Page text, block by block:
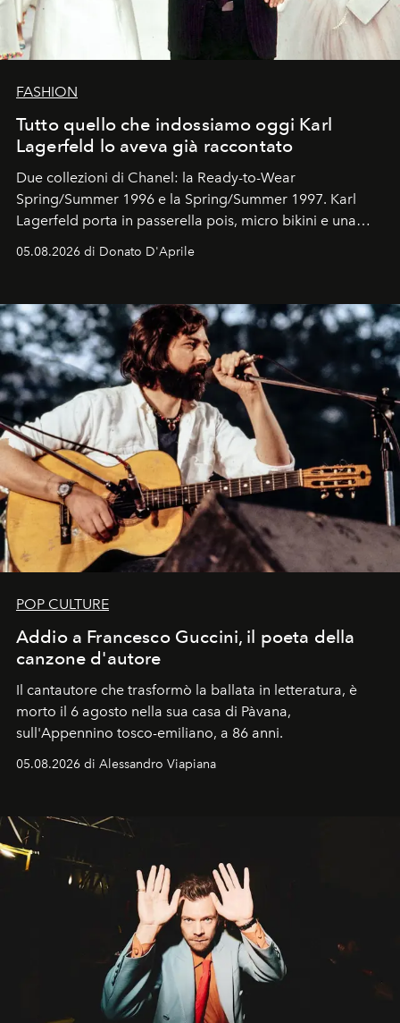
FASHION
Tutto quello che indossiamo oggi Karl
Lagerfeld lo aveva già raccontato
Due collezioni di Chanel: la Ready-to-Wear
Spring/Summer 1996 e la Spring/Summer 1997. Karl
Lagerfeld porta in passerella pois, micro bikini e una
Kate, Claudia e Carla una dietro l'altra. Trent'anni dopo,
uno dei documenti più contemporanei che abbiamo.
05.08.2026 di Donato D'Aprile
POP CULTURE
Addio a Francesco Guccini, il poeta della
canzone d'autore
Il cantautore che trasformò la ballata in letteratura, è
morto il 6 agosto nella sua casa di Pàvana,
sull'Appennino tosco-emiliano, a 86 anni.
05.08.2026 di Alessandro Viapiana